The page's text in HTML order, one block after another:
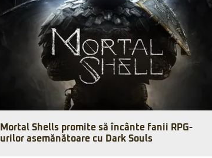
Mortal Shells promite să încânte fanii RPG-
urilor asemănătoare cu Dark Souls